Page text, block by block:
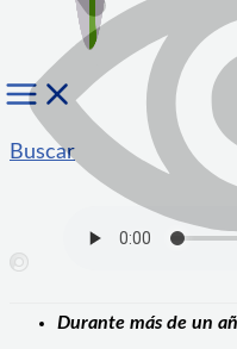
Buscar
Durante más de un